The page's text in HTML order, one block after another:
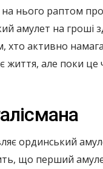
на нього раптом
амулет на гроші
хто активно
життя, але поки це
ординський
що перший